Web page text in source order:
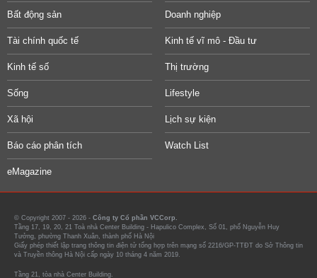
Bất động sản Doanh nghiệp
Tài chính quốc tế Kinh tế vĩ mô - Đầu tư
Kinh tế số Thị trường
Sống Lifestyle
Xã hội Lịch sự kiện
Báo cáo phân tích Watch List
eMagazine
© Copyright 2007 - 2026 - Công ty Cổ phần VCCorp.
Tầng 17, 19, 20, 21 Toà nhà Center Building - Hapulico Complex, Số 01, phố Nguyễn Huy
Tưởng, phường Thanh Xuân, thành phố Hà Nội
Giấy phép thiết lập trang thông tin điện tử tổng hợp trên mạng số 2216/GP-TTĐT do Sở Thông tin
và Truyền thông Hà Nội cấp ngày 10 tháng 4 năm 2019.
Tầng 21, tòa nhà Center Building.